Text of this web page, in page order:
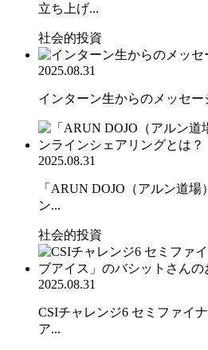
立ち上げ...
社会的投資
2025.08.31
インターン生からのメッセー
2025.08.31
「ARUN DOJO（アルン道
ン...
社会的投資
2025.08.31
CSIチャレンジ6 セミファイ
ア...